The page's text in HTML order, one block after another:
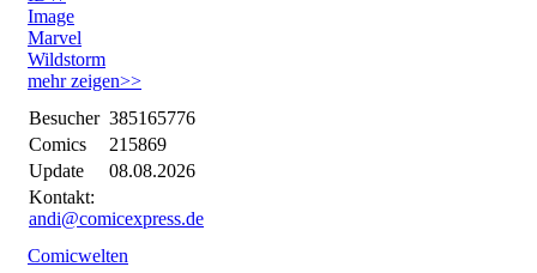
Image
Marvel
Wildstorm
mehr zeigen>>
Besucher 385165776
Comics
215869
Update
08.08.2026
Kontakt:
andi@comicexpress.de
Comicwelten